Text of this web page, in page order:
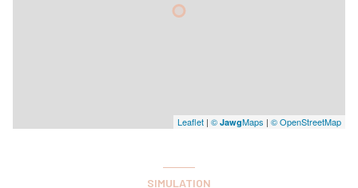
Leaflet | © JawgMaps | © OpenStreetMap
SIMULATION